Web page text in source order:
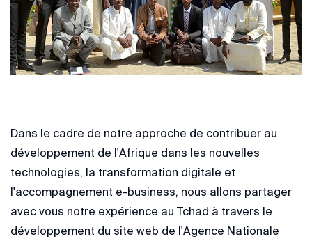
Dans le cadre de notre approche de contribuer au
développement de l'Afrique dans les nouvelles
technologies, la transformation digitale et
l'accompagnement e-business, nous allons partager
avec vous notre expérience au Tchad à travers le
développement du site web de l'Agence Nationale